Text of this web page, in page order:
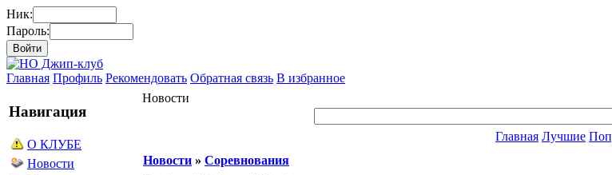
Ник:
Пароль:
Главная Профиль Рекомендовать Обратная связь В избранное
Навигация
О КЛУБЕ
Новости
Новости
Главная Лучшие
Новости » Соревнования